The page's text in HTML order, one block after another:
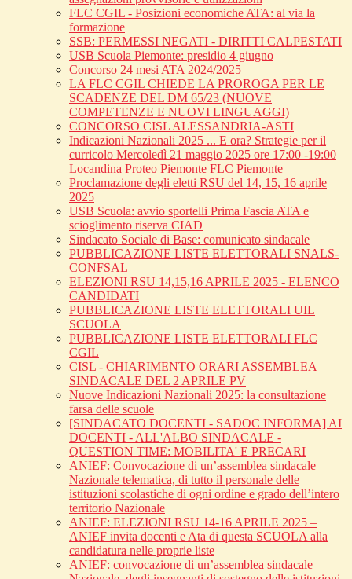
FLC CGIL - Posizioni economiche ATA: al via la
formazione
SSB: PERMESSI NEGATI - DIRITTI CALPESTATI
USB Scuola Piemonte: presidio 4 giugno
Concorso 24 mesi ATA 2024/2025
LA FLC CGIL CHIEDE LA PROROGA PER LE
SCADENZE DEL DM 65/23 (NUOVE
COMPETENZE E NUOVI LINGUAGGI)
CONCORSO CISL ALESSANDRIA-ASTI
Indicazioni Nazionali 2025 ... E ora? Strategie per il
curricolo Mercoledì 21 maggio 2025 ore 17:00 -19:00
Locandina Proteo Piemonte FLC Piemonte
Proclamazione degli eletti RSU del 14, 15, 16 aprile
2025
USB Scuola: avvio sportelli Prima Fascia ATA e
scioglimento riserva CIAD
Sindacato Sociale di Base: comunicato sindacale
PUBBLICAZIONE LISTE ELETTORALI SNALS-
CONFSAL
ELEZIONI RSU 14,15,16 APRILE 2025 - ELENCO
CANDIDATI
PUBBLICAZIONE LISTE ELETTORALI UIL
SCUOLA
PUBBLICAZIONE LISTE ELETTORALI FLC
CGIL
CISL - CHIARIMENTO ORARI ASSEMBLEA
SINDACALE DEL 2 APRILE PV
Nuove Indicazioni Nazionali 2025: la consultazione
farsa delle scuole
[SINDACATO DOCENTI - SADOC INFORMA] AI
DOCENTI - ALL'ALBO SINDACALE -
QUESTION TIME: MOBILITA' E PRECARI
ANIEF: Convocazione di un’assemblea sindacale
Nazionale telematica, di tutto il personale delle
istituzioni scolastiche di ogni ordine e grado dell’intero
territorio Nazionale
ANIEF: ELEZIONI RSU 14-16 APRILE 2025 –
ANIEF invita docenti e Ata di questa SCUOLA alla
candidatura nelle proprie liste
ANIEF: convocazione di un’assemblea sindacale